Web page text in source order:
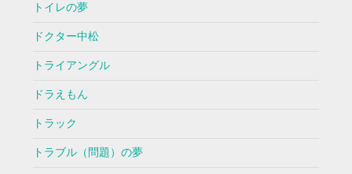
トイレの夢
ドクター中松
トライアングル
ドラえもん
トラック
トラブル（問題）の夢